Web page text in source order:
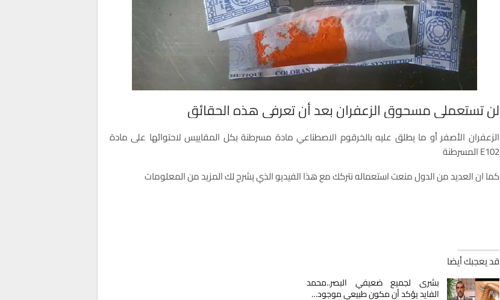
لن تستعملي مسحوق الزعفران بعد أن تعرفي هذه الحقائق
الزعفران الأصفر أو ما يطلق عليه بالخرقوم الاصطناعي مادة مسرطنة بكل المقاييس لاحتوائها على مادة
E102 المسرطنة
كما ان العديد من الدول منعت استعماله نتركك مع هذا الفيديو الذي يشرح لك المزيد من المعلومات
قد يعجبك أيضا
بشرى لجميع ضعيفي البصر..محمد
الفايد يؤكد أن مكون طبيعي موجود…